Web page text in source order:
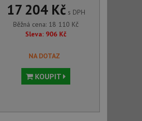
17 204 Kčs DPH
Běžná cena: 18 110 Kč
Sleva: 906 Kč
NA DOTAZ
KOUPIT